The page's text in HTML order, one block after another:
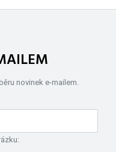
novinek e-mailem.